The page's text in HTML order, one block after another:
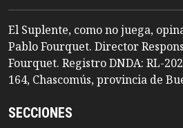
El Suplente, como no juega,
Pablo Fourquet. Director
Fourquet. Registro DNDA: RL-
164, Chascomús, provincia de
SECCIONES